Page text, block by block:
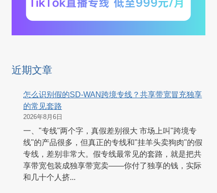
近期文章
怎么识别假的SD-WAN跨境专线？共享带宽冒充独享
的常见套路
2026年8月6日
一、"专线"两个字，真假差别很大 市场上叫"跨境专
线"的产品很多，但真正的专线和"挂羊头卖狗肉"的假
专线，差别非常大。假专线最常见的套路，就是把共
享带宽包装成独享带宽卖——你付了独享的钱，实际
和几十个人挤...